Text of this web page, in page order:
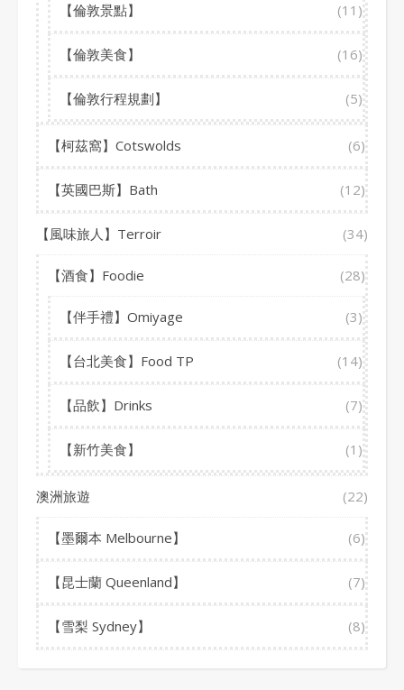
【倫敦景點】 (11)
【倫敦美食】 (16)
【倫敦行程規劃】 (5)
【柯茲窩】Cotswolds (6)
【英國巴斯】Bath (12)
【風味旅人】Terroir (34)
【酒食】Foodie (28)
【伴手禮】Omiyage (3)
【台北美食】Food TP (14)
【品飲】Drinks (7)
【新竹美食】 (1)
澳洲旅遊 (22)
【墨爾本 Melbourne】 (6)
【昆士蘭 Queenland】 (7)
【雪梨 Sydney】 (8)